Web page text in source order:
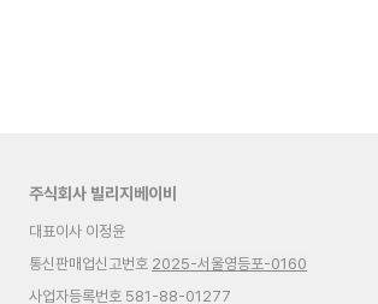
주식회사 빌리지베이비
대표이사 이정윤
통신판매업신고번호 2025-서울영등포-0160
사업자등록번호 581-88-01277